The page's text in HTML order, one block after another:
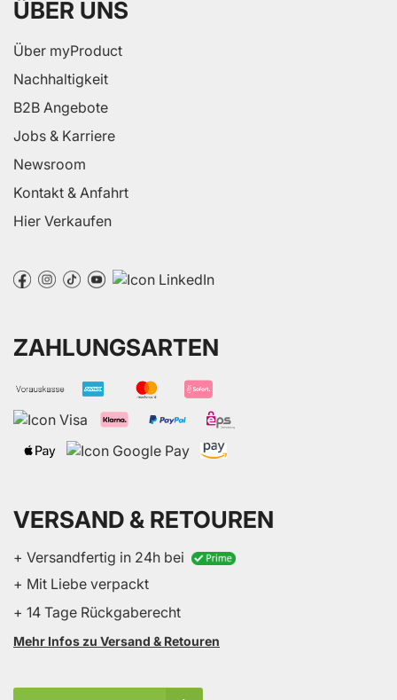
ÜBER UNS
Über myProduct
Nachhaltigkeit
B2B Angebote
Jobs & Karriere
Newsroom
Kontakt & Anfahrt
Hier Verkaufen
ZAHLUNGSARTEN
VERSAND & RETOUREN
+ Versandfertig in 24h bei
+ Mit Liebe verpackt
+ 14 Tage Rückgaberecht
Mehr Infos zu Versand & Retouren